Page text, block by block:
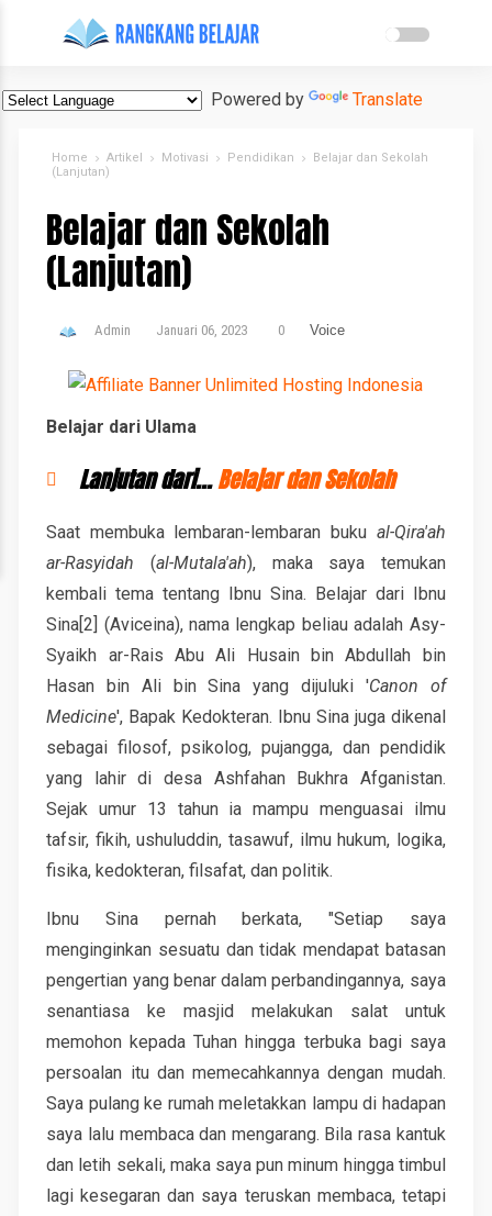
Powered by Translate
Home Artikel Motivasi Pendidikan
Belajar dan Sekolah
(Lanjutan)
Belajar dan Sekolah
(Lanjutan)
Admin Januari 06, 2023 0 Voice
Belajar dari Ulama
Lanjutan dari...Belajar dan Sekolah
Saat membuka lembaran-lembaran buku al-Qira'ah
ar-Rasyidah (al-Mutala'ah), maka saya temukan
kembali tema tentang Ibnu Sina. Belajar dari Ibnu
Sina[2] (Aviceina), nama lengkap beliau adalah Asy-
Syaikh ar-Rais Abu Ali Husain bin Abdullah bin
Hasan bin Ali bin Sina yang dijuluki 'Canon of
Medicine', Bapak Kedokteran. Ibnu Sina juga dikenal
sebagai filosof, psikolog, pujangga, dan pendidik
yang lahir di desa Ashfahan Bukhra Afganistan.
Sejak umur 13 tahun ia mampu menguasai ilmu
tafsir, fikih, ushuluddin, tasawuf, ilmu hukum, logika,
fisika, kedokteran, filsafat, dan politik.
Ibnu Sina pernah berkata, "Setiap saya
menginginkan sesuatu dan tidak mendapat batasan
pengertian yang benar dalam perbandingannya, saya
senantiasa ke masjid melakukan salat untuk
memohon kepada Tuhan hingga terbuka bagi saya
persoalan itu dan memecahkannya dengan mudah.
Saya pulang ke rumah meletakkan lampu di hadapan
saya lalu membaca dan mengarang. Bila rasa kantuk
dan letih sekali, maka saya pun minum hingga timbul
lagi kesegaran dan saya teruskan membaca, tetapi